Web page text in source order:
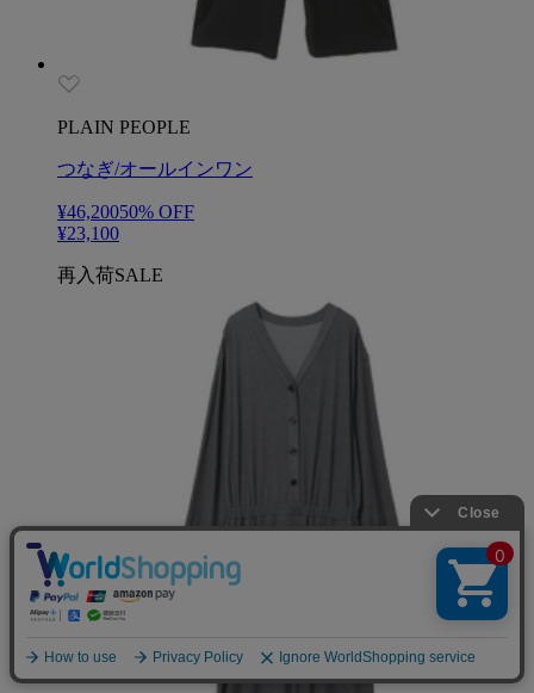
PLAIN PEOPLE
つなぎ/オールインワン
¥46,20050% OFF
¥23,100
再入荷SALE